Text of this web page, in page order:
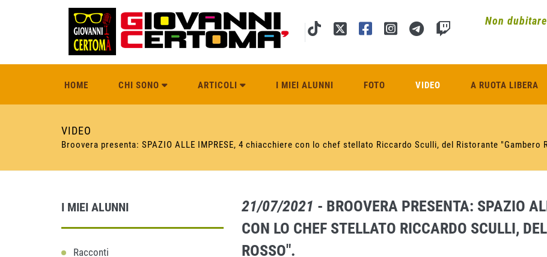
Non
HOME CHI SONO ARTICOLI I MIEI ALUNNI FOTO VIDEO A RUOTA LIBERA
VIDEO
Broovera presenta: SPAZIO ALLE IMPRESE, 4 chiacchiere con lo chef stellato Riccardo Sculli, del Ristorante "Gambero
I MIEI ALUNNI
Racconti
21/07/2021 - BROOVERA PRESENTA: SPAZIO
CON LO CHEF STELLATO RICCARDO SCULLI,
ROSSO".